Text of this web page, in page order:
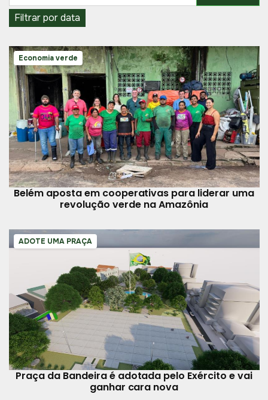
Filtrar por data
Economia verde
Belém aposta em cooperativas para liderar uma
revolução verde na Amazônia
ADOTE UMA PRAÇA
Praça da Bandeira é adotada pelo Exército e vai
ganhar cara nova